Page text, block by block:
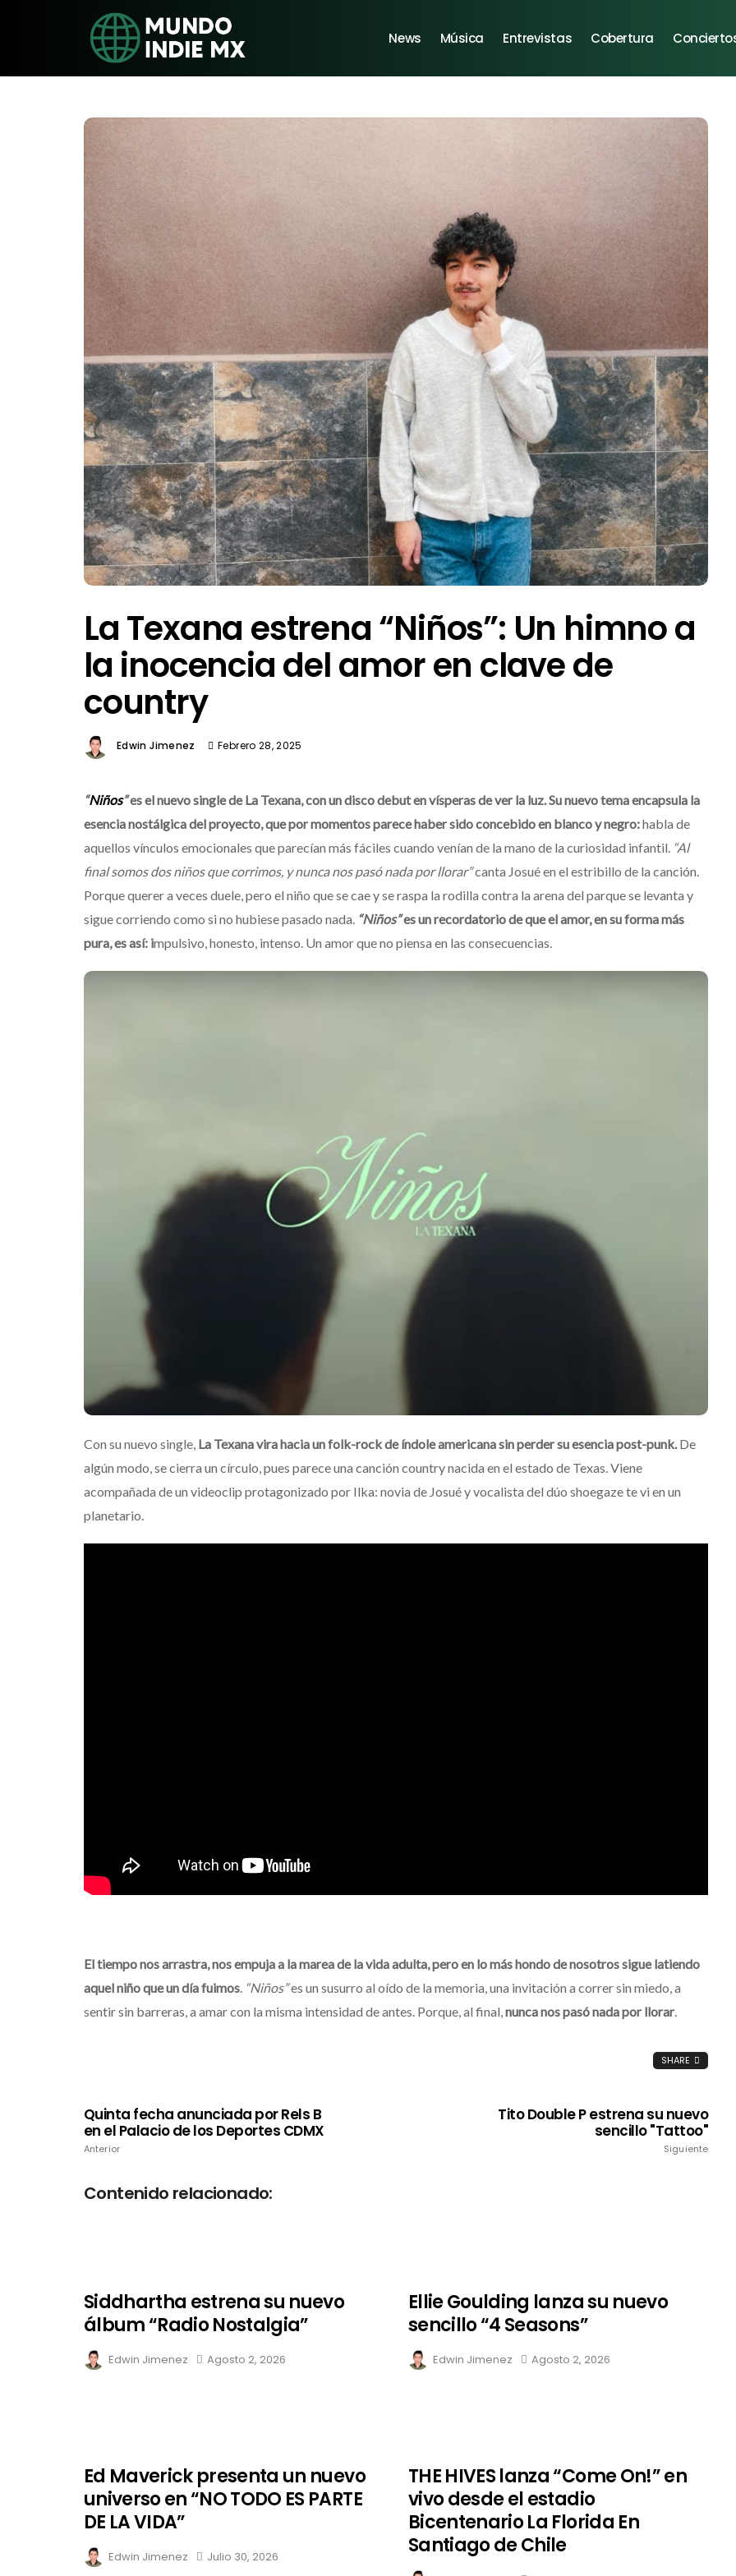
News Música Entrevistas Cobertura
La Texana estrena “Niños”: Un himno a
la inocencia del amor en clave de
country
Edwin Jimenez Febrero 28, 2025
“Niños”es el nuevo single de La Texana, con un disco debut en vísperas de ver la luz. Su nuevo tema encapsula la
esencia nostálgica del proyecto, que por momentos parece haber sido concebido en blanco y negro:habla de
aquellos vínculos emocionales que parecían más fáciles cuando venían de la mano de la curiosidad infantil. “Al
final somos dos niños que corrimos, y nunca nos pasó nada por llorar”canta Josué en el estribillo de la canción.
Porque querer a veces duele, pero el niño que se cae y se raspa la rodilla contra la arena del parque se levanta y
sigue corriendo como si no hubiese pasado nada. “Niños”es un recordatorio de que el amor, en su forma más
pura, es así: impulsivo, honesto, intenso. Un amor que no piensa en las consecuencias.
Con su nuevo single, La Texana vira hacia un folk-rock de índole americana sin perder su esencia post-punk.De
algún modo, se cierra un círculo, pues parece una canción country nacida en el estado de Texas. Viene
acompañada de un videoclip protagonizado por Ilka: novia de Josué y vocalista del dúo shoegaze te vi en un
planetario.
El tiempo nos arrastra, nos empuja a la marea de la vida adulta, pero en lo más hondo de nosotros sigue latiendo
aquel niño que un día fuimos “Niños”es un susurro al oído de la memoria, una invitación a correr sin miedo, a
sentir sin barreras, a amar con la misma intensidad de antes. Porque, al final, nunca nos pasó nada por llorar.
SHARE
Quinta fecha anunciada por Rels B
en el Palacio de los Deportes CDMX
Anterior
Tito Double P estrena su nuevo
sencillo "Tattoo"
Siguiente
Contenido relacionado:
Siddhartha estrena su nuevo
álbum “Radio Nostalgia”
Edwin Jimenez Agosto 2, 2026
Ellie Goulding lanza su nuevo
sencillo “4 Seasons”
Edwin Jimenez Agosto 2, 2026
Ed Maverick presenta un nuevo
universo en “NO TODO ES PARTE
DE LA VIDA”
Edwin Jimenez Julio 30, 2026
THE HIVES lanza “Come On!” en
vivo desde el estadio
Bicentenario La Florida En
Santiago de Chile